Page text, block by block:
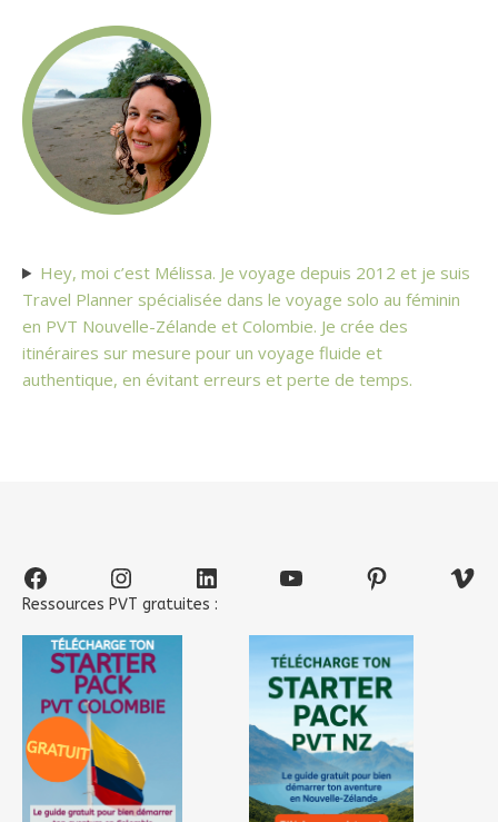
Hey, moi c’est Mélissa. Je voyage depuis 2012 et je suis
Travel Planner spécialisée dans le voyage solo au féminin
en PVT Nouvelle-Zélande et Colombie. Je crée des
itinéraires sur mesure pour un voyage fluide et
authentique, en évitant erreurs et perte de temps.
FacebookInstagramLinkedInYouTubePinterest
Ressources PVT gratuites :